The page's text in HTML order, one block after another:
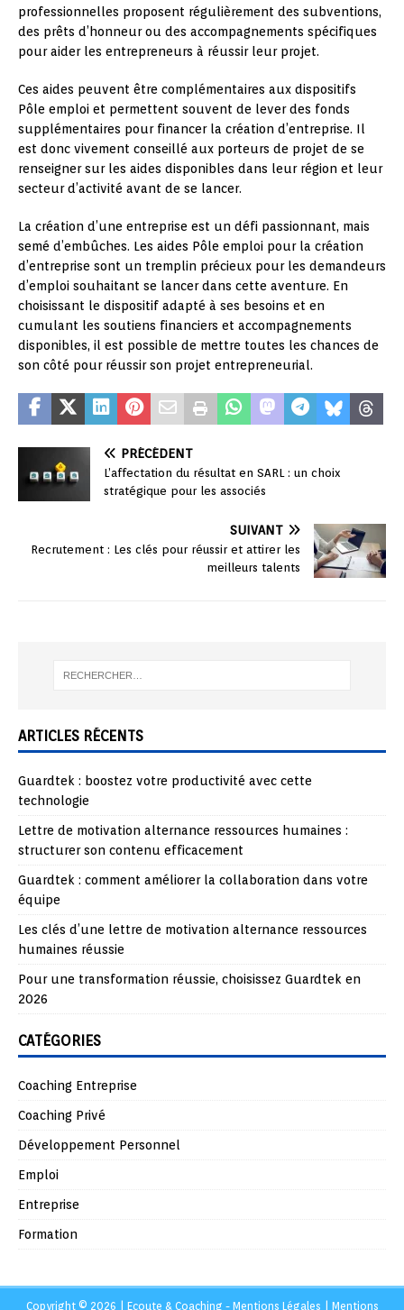
professionnelles proposent régulièrement des subventions,
des prêts d’honneur ou des accompagnements spécifiques
pour aider les entrepreneurs à réussir leur projet.
Ces aides peuvent être complémentaires aux dispositifs
Pôle emploi et permettent souvent de lever des fonds
supplémentaires pour financer la création d’entreprise. Il
est donc vivement conseillé aux porteurs de projet de se
renseigner sur les aides disponibles dans leur région et leur
secteur d’activité avant de se lancer.
La création d’une entreprise est un défi passionnant, mais
semé d’embûches. Les aides Pôle emploi pour la création
d’entreprise sont un tremplin précieux pour les demandeurs
d’emploi souhaitant se lancer dans cette aventure. En
choisissant le dispositif adapté à ses besoins et en
cumulant les soutiens financiers et accompagnements
disponibles, il est possible de mettre toutes les chances de
son côté pour réussir son projet entrepreneurial.
PRÉCÉDENT
L’affectation du résultat en SARL : un choix
stratégique pour les associés
SUIVANT
Recrutement : Les clés pour réussir et attirer les
meilleurs talents
ARTICLES RÉCENTS
Guardtek : boostez votre productivité avec cette
technologie
Lettre de motivation alternance ressources humaines :
structurer son contenu efficacement
Guardtek : comment améliorer la collaboration dans votre
équipe
Les clés d’une lettre de motivation alternance ressources
humaines réussie
Pour une transformation réussie, choisissez Guardtek en
2026
CATÉGORIES
Coaching Entreprise
Coaching Privé
Développement Personnel
Emploi
Entreprise
Formation
Copyright © 2026 | Ecoute & Coaching - Mentions Légales | Mentions